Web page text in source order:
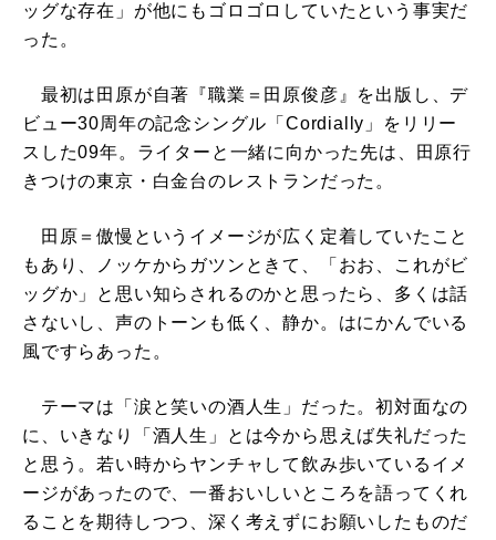
ッグな存在」が他にもゴロゴロしていたという事実だ
った。
最初は田原が自著『職業＝田原俊彦』を出版し、デ
ビュー30周年の記念シングル「Cordially」をリリー
スした09年。ライターと一緒に向かった先は、田原行
きつけの東京・白金台のレストランだった。
田原＝傲慢というイメージが広く定着していたこと
もあり、ノッケからガツンときて、「おお、これがビ
ッグか」と思い知らされるのかと思ったら、多くは話
さないし、声のトーンも低く、静か。はにかんでいる
風ですらあった。
テーマは「涙と笑いの酒人生」だった。初対面なの
に、いきなり「酒人生」とは今から思えば失礼だった
と思う。若い時からヤンチャして飲み歩いているイメ
ージがあったので、一番おいしいところを語ってくれ
ることを期待しつつ、深く考えずにお願いしたものだ